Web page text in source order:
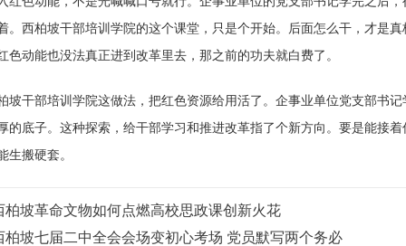
。西柏坡干部培训学院的这个课堂，只是个开始。后面怎么干，才是
色动能也没法真正进到改革里去，那之前的功夫就白费了。
部培训学院这做法，把红色资源给用活了。企事业单位党支部书记
的底子。这种探索，给干部学习和推进改革指了个新方向。要是能接
生搬硬套。
柏坡革命文物如何点燃高校思政课创新火花
柏坡七届二中全会会场变初心考场 党员默写两个务必